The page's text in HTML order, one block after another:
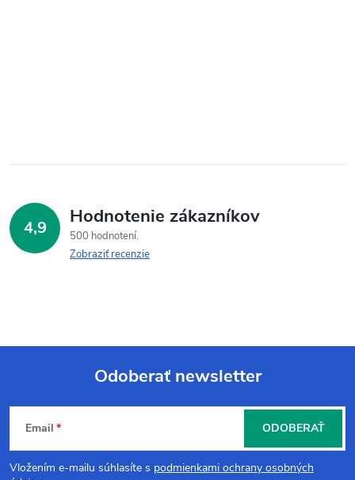
4,9 Hodnotenie zákazníkov
500 hodnotení
Zobraziť recenzie
Z
á
Odoberať newsletter
Email
Vložením e-mailu súhlasíte s podmienkami ochrany osobných
ODOBERAŤ